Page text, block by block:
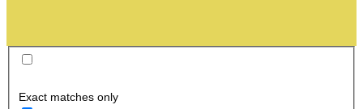
Exact matches only